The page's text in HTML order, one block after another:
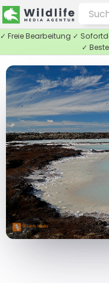
✓ Freie Bearbeitung ✓
✓